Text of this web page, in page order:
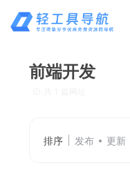
前端开发
排序 发布 更新